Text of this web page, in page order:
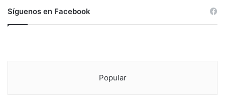
Síguenos en Facebook
Popular